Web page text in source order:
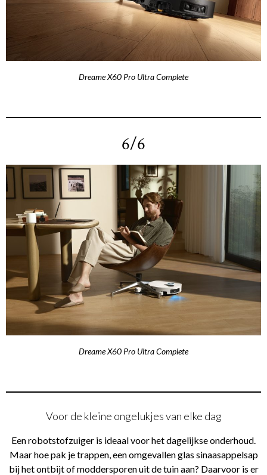
Dreame X60 Pro Ultra Complete
6/6
Dreame X60 Pro Ultra Complete
Voor de kleine ongelukjes van elke dag
Een robotstofzuiger is ideaal voor het dagelijkse onderhoud.
Maar hoe pak je trappen, een omgevallen glas sinaasappelsap
bij het ontbijt of moddersporen uit de tuin aan? Daarvoor is er